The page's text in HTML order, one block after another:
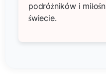
podróżników i
świecie.